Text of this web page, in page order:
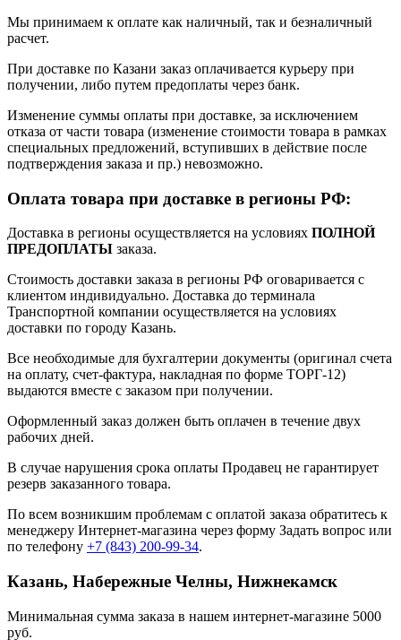
Мы принимаем к оплате как наличный, так и безналичный
расчет.
При доставке по Казани заказ оплачивается курьеру при
получении, либо путем предоплаты через банк.
Изменение суммы оплаты при доставке, за исключением
отказа от части товара (изменение стоимости товара в рамках
специальных предложений, вступивших в действие после
подтверждения заказа и пр.) невозможно.
Оплата товара при доставке в регионы РФ:
Доставка в регионы осуществляется на условиях ПОЛНОЙ
ПРЕДОПЛАТЫ заказа.
Стоимость доставки заказа в регионы РФ оговаривается с
клиентом индивидуально. Доставка до терминала
Транспортной компании осуществляется на условиях
доставки по городу Казань.
Все необходимые для бухгалтерии документы (оригинал счета
на оплату, счет-фактура, накладная по форме ТОРГ-12)
выдаются вместе с заказом при получении.
Оформленный заказ должен быть оплачен в течение двух
рабочих дней.
В случае нарушения срока оплаты Продавец не гарантирует
резерв заказанного товара.
По всем возникшим проблемам с оплатой заказа обратитесь к
менеджеру Интернет-магазина через форму Задать вопрос или
по телефону +7 (843) 200-99-34.
Казань, Набережные Челны, Нижнекамск
Минимальная сумма заказа в нашем интернет-магазине 5000
руб.